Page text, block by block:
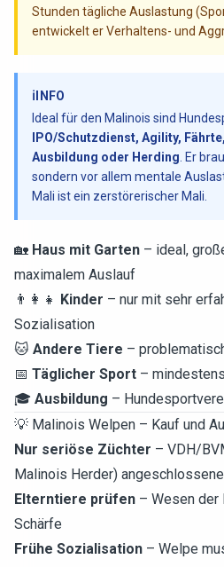
Stunden tägliche Auslastung
entwickelt er Verhaltens- und
ℹ️ INFO
Ideal für den Malinois sind
IPO/Schutzdienst, Agility,
Ausbildung oder Herding . Er
sondern vor allem mentale
Mali ist ein zerstörerischer Mali.
🏡 Haus mit Garten – ideal,
maximalem Auslauf
👨‍👩‍👧 Kinder – nur mit sehr
Sozialisation
🐱 Andere Tiere –
📅 Täglicher Sport –
🎓 Ausbildung –
💡 Malinois Welpen – Kauf und
Nur seriöse Züchter – VDH/
Malinois Herder)
Elterntiere prüfen – Wesen der
Schärfe
Frühe Sozialisation – Welpe